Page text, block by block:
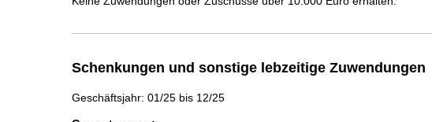
Schenkungen und sonstige lebzeitige Zuwendungen
Geschäftsjahr: 01/25 bis 12/25